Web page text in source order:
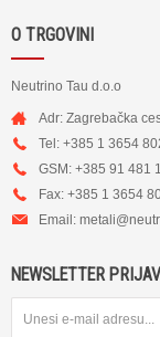
O TRGOVINI
Neutrino Tau d.o.o
Adr: Zagrebačka
Tel: +385 1 3654
GSM: +385 91 481
Fax: +385 1 3654
Email:
NEWSLETTER